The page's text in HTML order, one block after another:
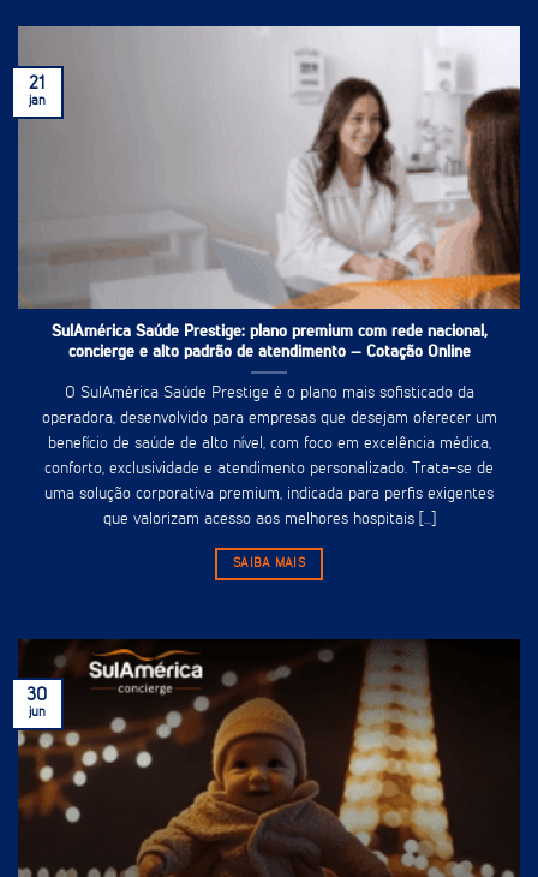
SulAmérica Saúde Prestige: plano premium com rede nacional,
concierge e alto padrão de atendimento – Cotação Online
O SulAmérica Saúde Prestige é o plano mais sofisticado da
operadora, desenvolvido para empresas que desejam oferecer um
benefício de saúde de alto nível, com foco em excelência médica,
conforto, exclusividade e atendimento personalizado. Trata-se de
uma solução corporativa premium, indicada para perfis exigentes
que valorizam acesso aos melhores hospitais [...]
SAIBA MAIS
21
jan
30
jun